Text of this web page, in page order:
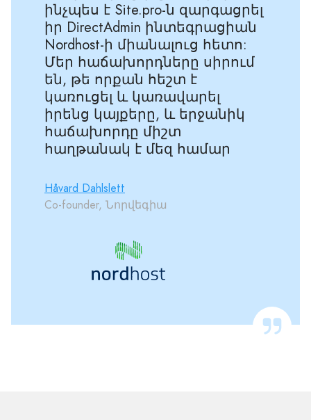
ինչպես է Site.pro-ն զարգացրել
իր DirectAdmin ինտեգրացիան
Nordhost-ի միանալուց հետո:
Մեր հաճախորդները սիրում
են, թե որքան հեշտ է
կառուցել և կառավարել
իրենց կայքերը, և երջանիկ
հաճախորդը միշտ
հաղթանակ է մեզ համար
Håvard Dahlslett
Co-founder, Նորվեգիա